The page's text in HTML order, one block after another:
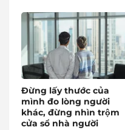
Đừng lấy thước của
mình đo lòng người
khác, đừng nhìn trộm
cửa sổ nhà người